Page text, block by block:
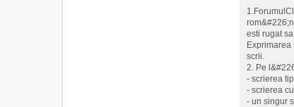
esti rugat
scrii.
2. Pe
- scrierea tip
- scrierea
- un singur